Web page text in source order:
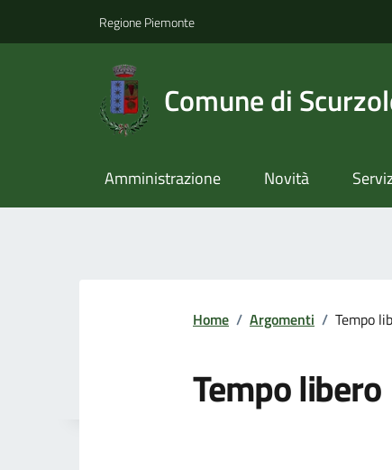
Regione Piemonte
Comune di
Amministrazione Novità
Home / Argomenti / Tempo
Tempo libero